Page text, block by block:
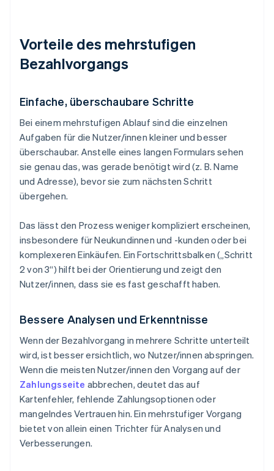
Vorteile des mehrstufigen
Bezahlvorgangs
Einfache, überschaubare Schritte
Bei einem mehrstufigen Ablauf sind die einzelnen
Aufgaben für die Nutzer/innen kleiner und besser
überschaubar. Anstelle eines langen Formulars sehen
sie genau das, was gerade benötigt wird (z. B. Name
und Adresse), bevor sie zum nächsten Schritt
übergehen.
Das lässt den Prozess weniger kompliziert erscheinen,
insbesondere für Neukundinnen und -kunden oder bei
komplexeren Einkäufen. Ein Fortschrittsbalken („Schritt
2 von 3“) hilft bei der Orientierung und zeigt den
Nutzer/innen, dass sie es fast geschafft haben.
Bessere Analysen und Erkenntnisse
Wenn der Bezahlvorgang in mehrere Schritte unterteilt
wird, ist besser ersichtlich, wo Nutzer/innen abspringen.
Wenn die meisten Nutzer/innen den Vorgang auf der
Zahlungsseite abbrechen, deutet das auf
Kartenfehler, fehlende Zahlungsoptionen oder
mangelndes Vertrauen hin. Ein mehrstufiger Vorgang
bietet von allein einen Trichter für Analysen und
Verbesserungen.